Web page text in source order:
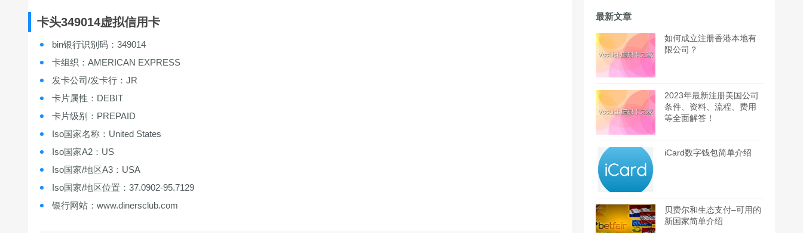
卡头349014虚拟信用卡
bin银行识别码：349014
卡组织：AMERICAN EXPRESS
发卡公司/发卡行：JR
卡片属性：DEBIT
卡片级别：PREPAID
Iso国家名称：United States
Iso国家A2：US
Iso国家/地区A3：USA
Iso国家/地区位置：37.0902-95.7129
银行网站：www.dinersclub.com
最新文章
如何成立注册香港本地有
限公司？
2023年最新注册美国公司
条件、资料、流程、费用
等全面解答！
iCard数字钱包简单介绍
贝费尔和生态支付–可用的
新国家简单介绍